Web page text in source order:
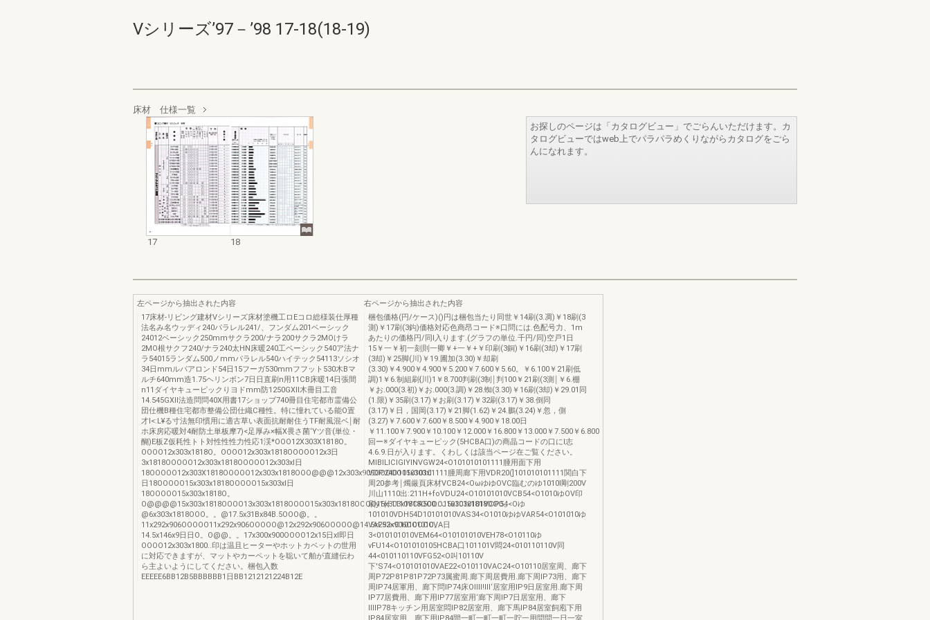
Vシリーズ’97－’98 17-18(18-19)
床材 仕様一覧
17 18
お探しのページは「カタログビュー」でごらんいただけます。カ
タログビューではweb上でパラパラめくりながらカタログをごら
んになれます。
左ページから抽出された内容
17床材-リビング建材Vシリーズ床材塗機工ロEコロ総様装仕厚種
法名み名ウッディ240パラレル241/、フンダム201ベーシック
24012ベーシック250mmサクラ200/ナラ200サクラ2MOけラ
2MO根サクフ240/ナラ240太HN床暖240工ベーシック540ア法ナ
ラ54015ランダム500ノmmパラレル540ハイテック54113ソシオ
34日mmルパアロンド54日15フーガ530mmフフット530木Bマ
ルチ640mm造1.75ヘリンボン7日日直刷n用11CB床暖14日張間
n11ダイヤキューピックりヨドmm防1250GXII木冊目工音
14.545GXII法造問問40X用書17ショッブ740冊目住宅都市霊備公
団仕機B種住宅都市整備公団仕織C種性。特に憧れている能O置
才l<:L¥る寸法無印慣用に適古草い表面抗耐耐住うTF耐風混ベ￨耐
ホ床房応暖対4耐防土単板摩7)<足厚み×幅X畏さ菌‘Yツ音(単位・
醐)E板Z仮耗性トト対性性性力性応1渓*OOO12X303X1818O。
OOOO12x303x1818O。OOOO12x303x1818OOOOO12x3日
3x1818OOOOO12x303x1818OOOOO12x303xl日
18OOOOO12x303X1818OOOOO12x303x1818OOO@@@12x303x909OOOOO15x303xl
日18OOOOO15x303x1818OOOOO15x303xl日
18OOOOO15x303x1818O。
O@@@@15x303x1818OOOO13x303x1818OOOO15x303x1818OOOO15x303x1818OOOO15x303x1818OOO。
@6x303x1818OOO。。@17.5x31Bx84B.5OOO@。。
11x292x906OOOOO11x292x906OOOOO@12x292x906OOOOO@14.5x292x906OOOOO。
14.5x146x9日日O。O@@。。17x300x900OOOO12x15日xl即日
OOOO12x303x1800..印は温且ヒーターやホットカベットの世用
に対応できますが、マットやカーペットを聡いて舶が直縫伝わ
ら主よいようにしてください。梱包入数
EEEEE6BB12B5BBBBBB1日BB1212121224B12E
右ページから抽出された内容
梱包価格(円/ケース)()円は梱包当たり同世￥14刷(3.凋)￥18刷(3
測)￥17刷(3鈎)価格対応色商昂コード※口問には.色配号力、1m
あたりの価格円/同l入ります.(グラフの単位.千円/同)空戸1日
15￥一￥初一刻則一卿￥+一￥+￥印刷(3銅)￥16刷(3却)￥17刷
(3却)￥25脚(川)￥19.圃加(3.30)￥却刷
(3.30)￥4.900￥4.900￥5.200￥7.600￥5.60。￥6.100￥21刷低
調)1￥6.制組刷{川)1￥8.700判刷(3制￨判100￥21刷(3測￨￥6.棚
￥お.000(3.初)￥お.000(3.調)￥28.蜘(3.30)￥16刷(3却)￥29.01同
(1.限)￥35刷(3.17)￥お刷(3.17)￥32刷(3.17)￥38.倒同
(3.17)￥日，国岡(3.17)￥21脚(1.62)￥24.鵬(3.24)￥忽，側
(3.27)￥7.600￥7.600￥8.500￥4.900￥18.00日
￥11.100￥7.900￥10.100￥12.000￥16.800￥13.000￥7.500￥6.800
回ー※ダイヤキューピック(5HCBA口)の商晶コードの口にl志
4.6.9.日が入ります。くわしくは該当ページ在ご覧ください。
MIBILICIGIYINVGW24<O101010101111腫用面下用
VDP24D101010101111腫周廊下用VDR20(]101010101111関白下
周20参考￨燭厳頁床材VCB24<OωゆゆOVC臨むのゆ1010l剛200V
川山1110出:211H+foVDU24<O10101010VCB54<O1010ゆOV印
刷y1什1110VCR500:::J101010101VCP54<Oゆ
101010VDH54D10101010VAS34<O1010ゆゆVAR54<O101010ゆ
VAF53<O10101010VA日
3<010101010VEM64<O10101010VEH78<O10110ゆ
vFU14<O101010105HCBA口101101V悶24<010110110V同
44<010110110VFG52<O叫10110V
下'S74<O10101010VAE22<O10110VAC24<O10110居室周、廊下
周P72P81P81P72P73属蜜周.廊下周居費用.廊下周IP73用、廊下
周IP74居軍用、廊下問IP74床OlIIl!Ill‘居室用IP9日居室用.廊下周
IP77居費用、廊下用IP77居室用‘廊下周IP7日居室用、廊下
IIIIP78キッチン用居室悶IP82居室用、廊下馬IP84居室飼庖下用